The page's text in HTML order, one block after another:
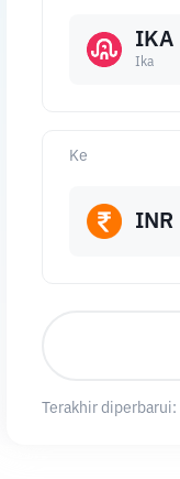
IKA
Ika
Ke
INR
Terakhir diperbarui: